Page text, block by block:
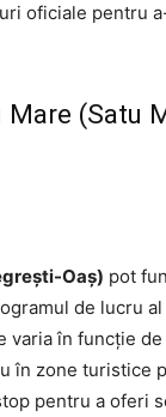
oficiale pentru
(Satu
Oaș) pot
de lucru
varia în funcție
în zone turistice
pentru a oferi